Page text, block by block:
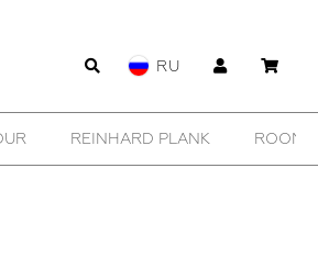
RU
11 BY BORIS BIDJAN SABERI